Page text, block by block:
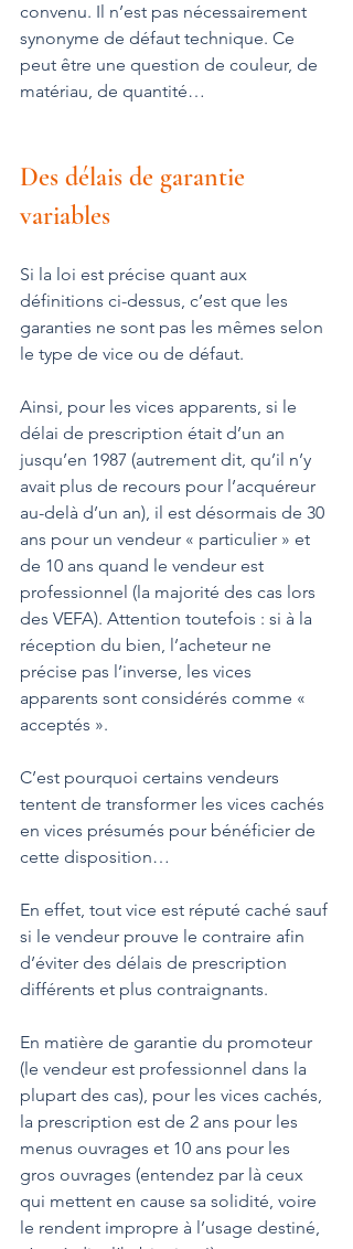
convenu. Il n’est pas nécessairement
synonyme de défaut technique. Ce
peut être une question de couleur, de
matériau, de quantité…
Des délais de garantie
variables
Si la loi est précise quant aux
définitions ci-dessus, c’est que les
garanties ne sont pas les mêmes selon
le type de vice ou de défaut.
Ainsi, pour les vices apparents, si le
délai de prescription était d’un an
jusqu’en 1987 (autrement dit, qu’il n’y
avait plus de recours pour l’acquéreur
au-delà d’un an), il est désormais de 30
ans pour un vendeur « particulier » et
de 10 ans quand le vendeur est
professionnel (la majorité des cas lors
des VEFA). Attention toutefois : si à la
réception du bien, l’acheteur ne
précise pas l’inverse, les vices
apparents sont considérés comme «
acceptés ».
C’est pourquoi certains vendeurs
tentent de transformer les vices cachés
en vices présumés pour bénéficier de
cette disposition…
En effet, tout vice est réputé caché sauf
si le vendeur prouve le contraire afin
d’éviter des délais de prescription
différents et plus contraignants.
En matière de garantie du promoteur
(le vendeur est professionnel dans la
plupart des cas), pour les vices cachés,
la prescription est de 2 ans pour les
menus ouvrages et 10 ans pour les
gros ouvrages (entendez par là ceux
qui mettent en cause sa solidité, voire
le rendent impropre à l’usage destiné,